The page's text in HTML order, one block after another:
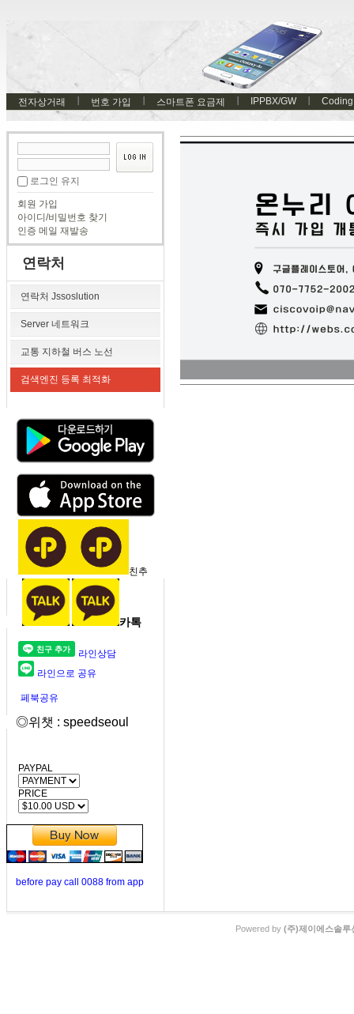
전자상거래 번호 가입 스마트폰 요금제 IPPBX/GW Coding
로그인 유지
회원 가입
아이디/비밀번호 찾기
인증 메일 재발송
연락처
연락처 Jssoslution
Server 네트워크
교통 지하철 버스 노선
검색엔진 등록 최적화
친추
카톡
라인상담
라인으로 공유
페북공유
◎위챗 : speedseoul
PAYPAL
PRICE
before pay call 0088 from app
Powered by (주)제이에스솔루